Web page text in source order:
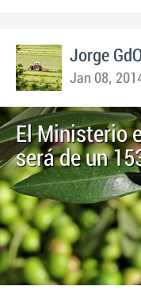
Jorge
Jan 08,
El Ministerio
será de un